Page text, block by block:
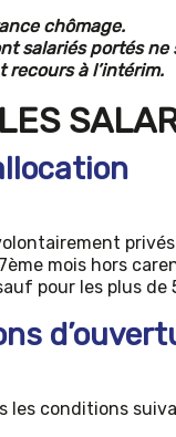
chômage.
salariés portés ne
à l’intérim.
privés
mois hors
pour les plus de
les conditions